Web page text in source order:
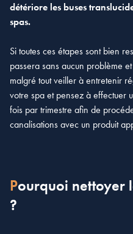
détériore les buses
spas.
Si toutes ces étapes sont bien
passera sans aucun problème
malgré tout veiller à entretenir
votre spa et pensez à effectuer
fois par trimestre afin de
canalisations avec un produit
Pourquoi nettoyer la plomberie du spa
?